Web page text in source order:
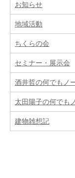
提供サ
新築
費用
事務
お知らせ
地域活動
ちくらの会
セミナー・展示会
酒井哲の何でもノ
太田陽子の何でも
建物雑想記